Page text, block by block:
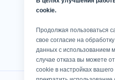
cookie.
Продолжая пользоваться
свое согласие на
данных с использованием
случае отказа вы можете
cookie в настройках